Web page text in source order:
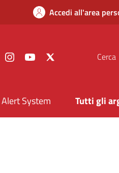
Accedi all'area
FacebookInstagramYouTube Cerca
Alert System Tutti gli